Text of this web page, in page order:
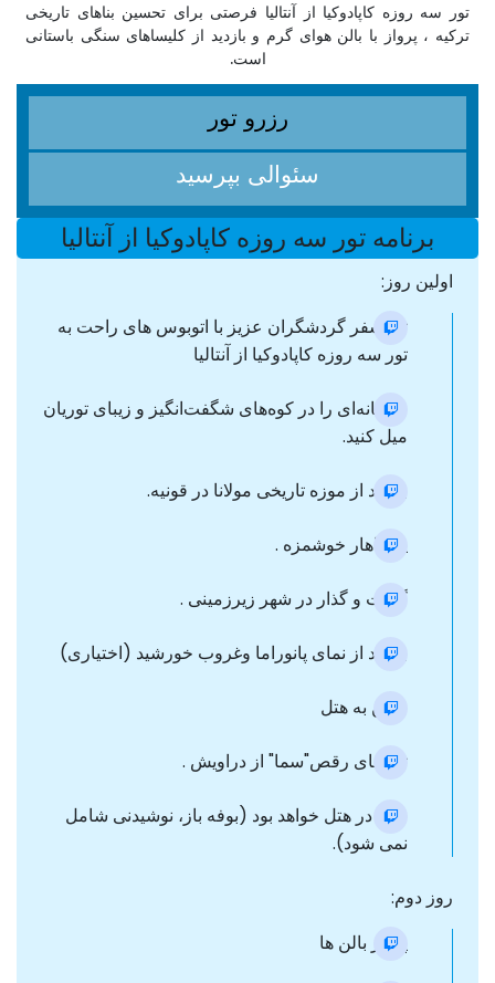
تور سه روزه کاپادوکیا از آنتالیا فرصتی برای تحسین بناهای تاریخی
ترکیه ، پرواز با بالن هوای گرم و بازدید از کلیساهای سنگی باستانی
است.
رزرو تور
سئوالی بپرسید
برنامه تور سه روزه کاپادوکیا از آنتالیا
اولین روز:
ترانسفر گردشگران عزیز با اتوبوس های راحت به
تور سه روزه کاپادوکیا از آنتالیا
صبحانه‌ای را در کوه‌های شگفت‌انگیز و زیبای توریان
میل کنید.
بازدید از موزه تاریخی مولانا در قونیه.
یک ناهار خوشمزه .
گشت و گذار در شهر زیرزمینی .
بازدید از نمای پانوراما وغروب خورشید (اختیاری)
رفتن به هتل
تماشای رقص"سما" از دراویش .
شام در هتل خواهد بود (بوفه باز، نوشیدنی شامل
نمی شود).
روز دوم:
پرواز بالن ها